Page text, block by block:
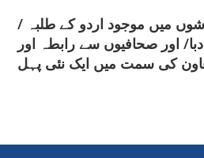
میں موجود اردو کے طلبہ /
اور صحافیوں سے رابطہ اور
کی سمت میں ایک نئی پہل